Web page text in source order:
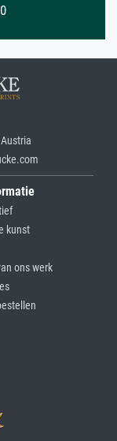
kunst
ons werk